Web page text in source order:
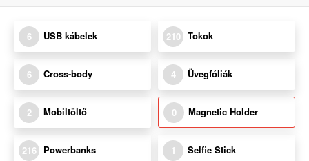
6 USB kábelek 210 Tokok
6 Cross-body 4 Üvegfóliák
2 Mobiltöltő 0 Magnetic Holder
216 Powerbanks 1 Selfie Stick